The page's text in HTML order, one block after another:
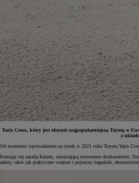
Od81 900 zł
Yaris Cross, który jest obecnie najpopularniejszą Toyotą w
z
Od momentu wprowadzenia na rynek w 2021 roku Toyota Yaris
Kierując się zasadą Kaizen, oznaczającą nieustanne doskonalenie,
zalety, takie jak praktyczne wnętrze i pojemny bagażnik,